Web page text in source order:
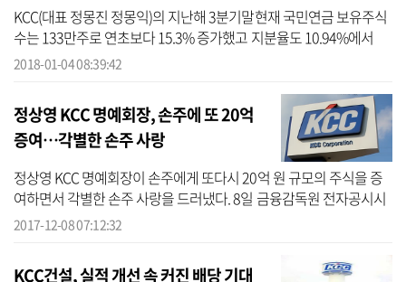
KCC(대표 정몽진 정몽익)의 지난해 3분기말현재 국민연금 보유주식
수는 133만주로 연초보다 15.3% 증가했고 지분율도 10.94%에서
12.61%로 늘었다.지분가치 역시 20.1% 증가했다.[CEO스코어데일
2018-01-04 08:39:42
정상영 KCC 명예회장, 손주에 또 20억
증여…각별한 손주 사랑
정상영 KCC 명예회장이 손주에게 또다시 20억 원 규모의 주식을 증
여하면서 각별한 손주 사랑을 드러냈다. 8일 금융감독원 전자공시시
스템에 따르면 정 명예회장은 지난달 말 자신의 손주 정한선 군과 정
2017-12-08 07:12:32
KCC건설, 실적 개선 속 커진 배당 기대